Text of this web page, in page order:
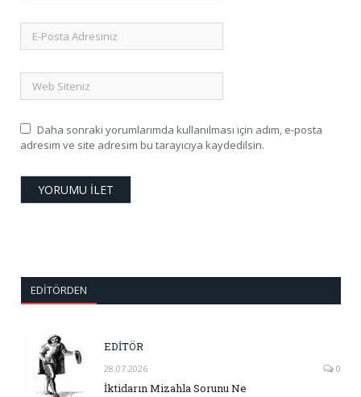
Daha sonraki yorumlarımda kullanılması için adım, e-posta
adresim ve site adresim bu tarayıcıya kaydedilsin.
EDITÖRDEN
EDİTÖR
28.07.2026 0
İktidarın Mizahla Sorunu Ne